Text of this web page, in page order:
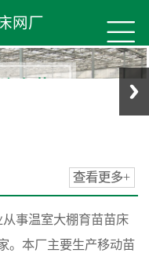

网厂
查看更多+
事温室大棚育苗苗床
。本厂主要生产移动苗